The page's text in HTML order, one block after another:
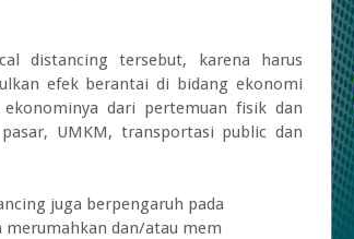
distancing tersebut, karena harus
efek berantai di bidang ekonomi
dari pertemuan fisik dan
UMKM, transportasi public dan
juga berpengaruh pada
merumahkan dan/atau mem